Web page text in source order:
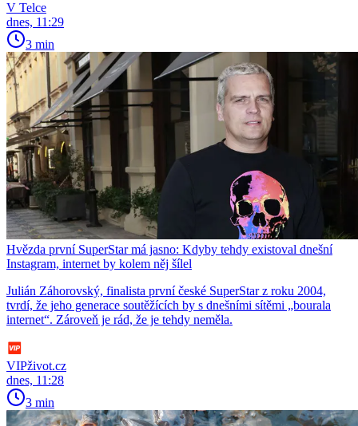
V Telce
dnes, 11:29
3 min
Hvězda první SuperStar má jasno: Kdyby tehdy existoval dnešní
Instagram, internet by kolem něj šílel
Julián Záhorovský, finalista první české SuperStar z roku 2004,
tvrdí, že jeho generace soutěžících by s dnešními sítěmi „bourala
internet“. Zároveň je rád, že je tehdy neměla.
VIPživot.cz
dnes, 11:28
3 min